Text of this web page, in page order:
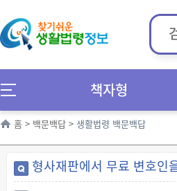
책자형
홈 > 백문백답 > 생활법령 백문백답
형사재판에서 무료 변호인